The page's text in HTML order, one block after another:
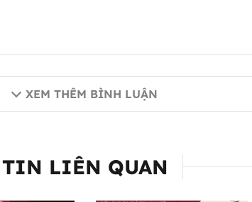
XEM THÊM BÌNH LUẬN
TIN LIÊN QUAN